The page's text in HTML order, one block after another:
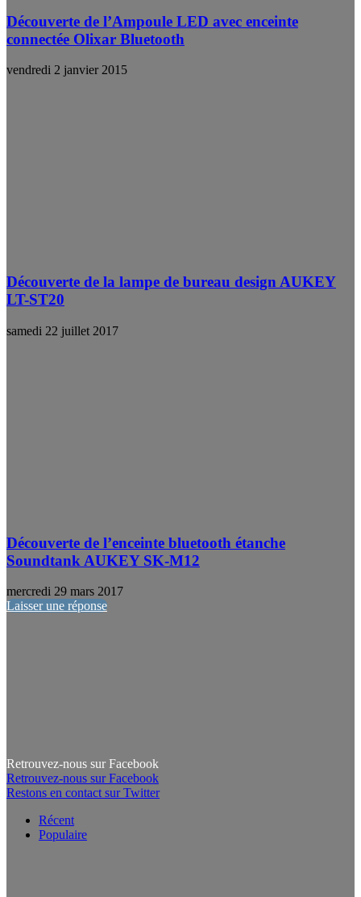
Découverte de l’Ampoule LED avec enceinte
connectée Olixar Bluetooth
vendredi 2 janvier 2015
Découverte de la lampe de bureau design AUKEY
LT-ST20
samedi 22 juillet 2017
Découverte de l’enceinte bluetooth étanche
Soundtank AUKEY SK-M12
mercredi 29 mars 2017
Laisser une réponse
Retrouvez-nous sur Facebook
Retrouvez-nous sur Facebook
Restons en contact sur Twitter
Récent
Populaire